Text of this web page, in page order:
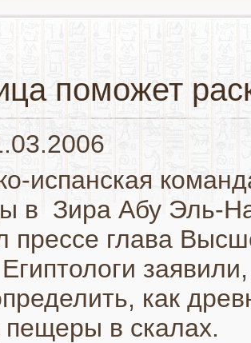
поможет
испанская
в Зира Абу Эль-
прессе глава
как
пещеры в скалах.